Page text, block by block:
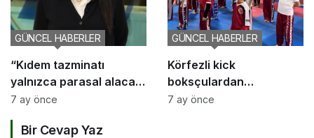
“Kıdem tazminatı
yalnızca parasal alacak
değil, sosyal bir haktır”
GÜNCEL HABERLER
7 ay önce
Körfezli kick
boksçulardan
şampiyona öncesi güç
GÜNCEL HABERLER
7 ay önce
Bir Cevap Yaz